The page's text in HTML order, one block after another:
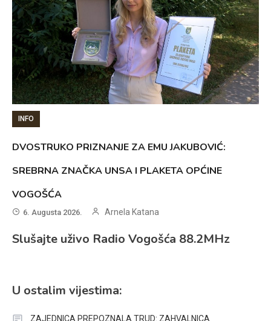
INFO
DVOSTRUKO PRIZNANJE ZA EMU JAKUBOVIĆ:
SREBRNA ZNAČKA UNSA I PLAKETA OPĆINE
VOGOŠĆA
6. Augusta 2026. Arnela Katana
Slušajte uživo Radio Vogošća 88.2MHz
U ostalim vijestima:
ZAJEDNICA PREPOZNALA TRUD: ZAHVALNICA